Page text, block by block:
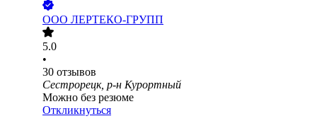
ООО ЛЕРТЕКО-ГРУПП
5.0
•
30 отзывов
Сестрорецк, р-н Курортный
Можно без резюме
Откликнуться